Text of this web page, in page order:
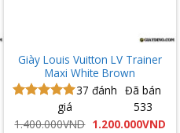
Giày Louis Vuitton LV Trainer
Maxi White Brown
Được xếp
hạng 5.00
37 đánh
giá
Đã bán
533
1.400.000VND Giá
1.200.000VND